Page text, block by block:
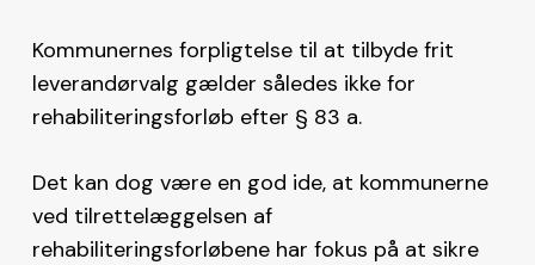
Kommunernes forpligtelse til at tilbyde frit
leverandørvalg gælder således ikke for
rehabiliteringsforløb efter § 83 a.
Det kan dog være en god ide, at kommunerne
ved tilrettelæggelsen af
rehabiliteringsforløbene har fokus på at sikre